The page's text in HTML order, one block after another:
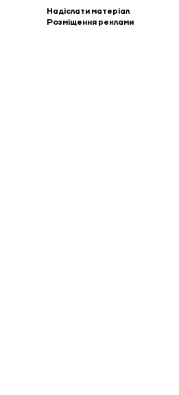
Надіслати матеріал
Розміщення реклами